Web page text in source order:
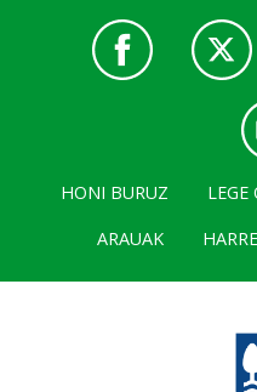
HONI BURUZ LEGE
ARAUAK